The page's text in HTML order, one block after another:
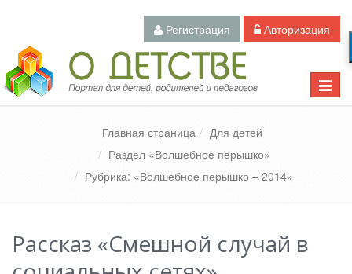
Регистрация Авторизация
Toggle
Педагогический портал «О детстве»
Главная страница
Для детей
Раздел «Волшебное перышко»
Рубрика: «Волшебное перышко – 2014»
Рассказ «Смешной случай в